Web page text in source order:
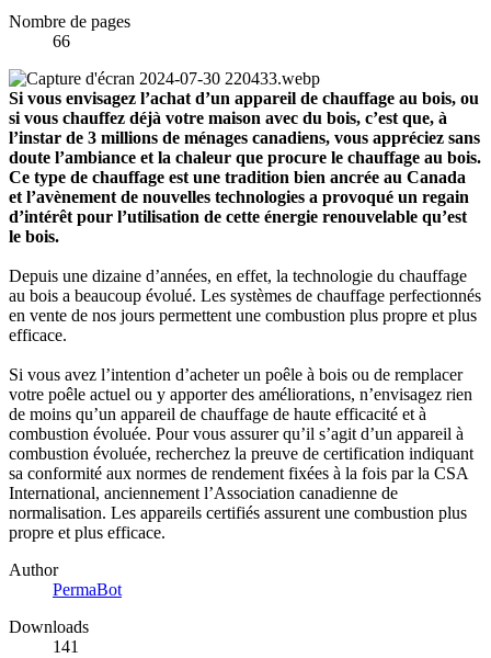
Nombre de pages
66
Si vous envisagez l’achat d’un appareil de chauffage au bois, ou
si vous chauffez déjà votre maison avec du bois, c’est que, à
l’instar de 3 millions de ménages canadiens, vous appréciez sans
doute l’ambiance et la chaleur que procure le chauffage au bois.
Ce type de chauffage est une tradition bien ancrée au Canada
et l’avènement de nouvelles technologies a provoqué un regain
d’intérêt pour l’utilisation de cette énergie renouvelable qu’est
le bois.
Depuis une dizaine d’années, en effet, la technologie du chauffage
au bois a beaucoup évolué. Les systèmes de chauffage perfectionnés
en vente de nos jours permettent une combustion plus propre et plus
efficace.
Si vous avez l’intention d’acheter un poêle à bois ou de remplacer
votre poêle actuel ou y apporter des améliorations, n’envisagez rien
de moins qu’un appareil de chauffage de haute efficacité et à
combustion évoluée. Pour vous assurer qu’il s’agit d’un appareil à
combustion évoluée, recherchez la preuve de certification indiquant
sa conformité aux normes de rendement fixées à la fois par la CSA
International, anciennement l’Association canadienne de
normalisation. Les appareils certifiés assurent une combustion plus
propre et plus efficace.
Author
PermaBot
Downloads
141